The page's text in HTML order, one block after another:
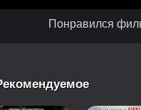
Понравился